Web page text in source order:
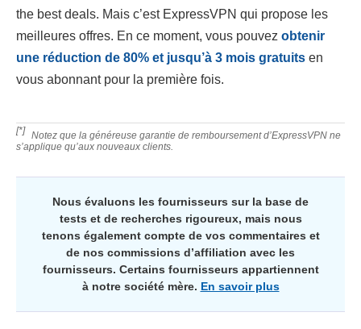
the best deals. Mais c’est ExpressVPN qui propose les
meilleures offres. En ce moment, vous pouvez obtenir
une réduction de 80% et jusqu’à 3 mois gratuits en
vous abonnant pour la première fois.
[*] Notez que la généreuse garantie de remboursement d’ExpressVPN ne
s’applique qu’aux nouveaux clients.
Nous évaluons les fournisseurs sur la base de
tests et de recherches rigoureux, mais nous
tenons également compte de vos commentaires et
de nos commissions d’affiliation avec les
fournisseurs. Certains fournisseurs appartiennent
à notre société mère. En savoir plus